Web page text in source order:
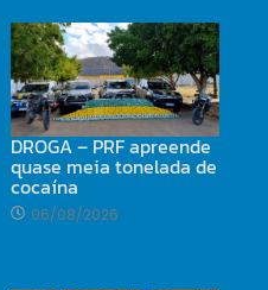
DROGA – PRF apreende
quase meia tonelada de
cocaína
06/08/2026